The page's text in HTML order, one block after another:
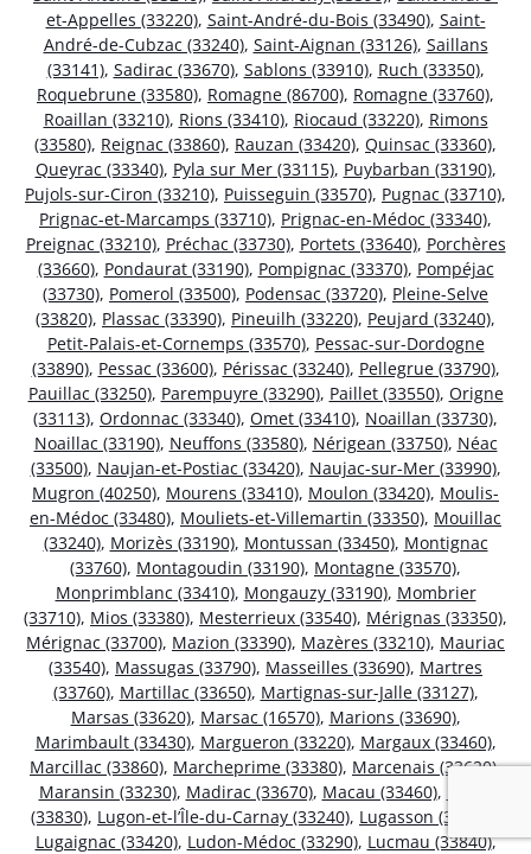
et-Appelles (33220), Saint-André-du-Bois (33490), Saint-
André-de-Cubzac (33240), Saint-Aignan (33126), Saillans
(33141), Sadirac (33670), Sablons (33910), Ruch (33350),
Roquebrune (33580), Romagne (86700), Romagne (33760),
Roaillan (33210), Rions (33410), Riocaud (33220), Rimons
(33580), Reignac (33860), Rauzan (33420), Quinsac (33360),
Queyrac (33340), Pyla sur Mer (33115), Puybarban (33190),
Pujols-sur-Ciron (33210), Puisseguin (33570), Pugnac (33710),
Prignac-et-Marcamps (33710), Prignac-en-Médoc (33340),
Preignac (33210), Préchac (33730), Portets (33640), Porchères
(33660), Pondaurat (33190), Pompignac (33370), Pompéjac
(33730), Pomerol (33500), Podensac (33720), Pleine-Selve
(33820), Plassac (33390), Pineuilh (33220), Peujard (33240),
Petit-Palais-et-Cornemps (33570), Pessac-sur-Dordogne
(33890), Pessac (33600), Périssac (33240), Pellegrue (33790),
Pauillac (33250), Parempuyre (33290), Paillet (33550), Origne
(33113), Ordonnac (33340), Omet (33410), Noaillan (33730),
Noaillac (33190), Neuffons (33580), Nérigean (33750), Néac
(33500), Naujan-et-Postiac (33420), Naujac-sur-Mer (33990),
Mugron (40250), Mourens (33410), Moulon (33420), Moulis-
en-Médoc (33480), Mouliets-et-Villemartin (33350), Mouillac
(33240), Morizès (33190), Montussan (33450), Montignac
(33760), Montagoudin (33190), Montagne (33570),
Monprimblanc (33410), Mongauzy (33190), Mombrier
(33710), Mios (33380), Mesterrieux (33540), Mérignas (33350),
Mérignac (33700), Mazion (33390), Mazères (33210), Mauriac
(33540), Massugas (33790), Masseilles (33690), Martres
(33760), Martillac (33650), Martignas-sur-Jalle (33127),
Marsas (33620), Marsac (16570), Marions (33690),
Marimbault (33430), Margueron (33220), Margaux (33460),
Marcillac (33860), Marcheprime (33380), Marcenais (33620),
Maransin (33230), Madirac (33670), Macau (33460),
(33830), Lugon-et-l’Île-du-Carnay (33240), Lugasson (33760)
Lugaignac (33420), Ludon-Médoc (33290), Lucmau (33840),